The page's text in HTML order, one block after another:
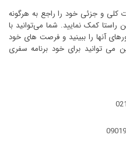
کلی و جزئی خود را راجع به هرگونه
راستا کمک نمایید. شما می‌توانید با
آنها را ببینید و فرصت های خود
می توانید برای خود برنامه سفری